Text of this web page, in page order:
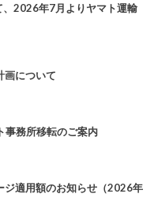
、2026年7月よりヤマト運輸
画について
事務所移転のご案内
ジ適用額のお知らせ（2026年